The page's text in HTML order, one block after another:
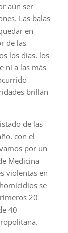
aún ser
Las balas
en
de las
los días, los
ni a las más
brillan
de las
con el
por un
Medicina
violentas en
se
20
40